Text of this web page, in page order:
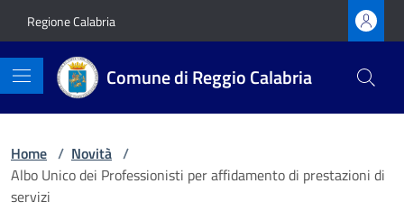
Regione Calabria
Comune di Reggio Calabria
Home / Novità /
Albo Unico dei Professionisti per affidamento di prestazioni di
servizi